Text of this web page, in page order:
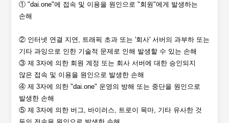
① "dai.one"에 접속 및 이용을 원인으로 "회원"에게 발생하는
손해
② 인터넷 연결 지연, 트래픽 초과 또는 '회사' 서버의 과부하 또는
기타 과잉으로 인한 기술적 문제로 인해 발생할 수 있는 손해
③ 제 3자에 의한 회원 계정 또는 회사 서버에 대한 승인되지
않은 접속 및 이용을 원인으로 발생한 손해
④ 제 3자에 의한 "dai.one" 운영의 방해 또는 중단을 원인으로
발생한 손해
⑤ 제 3자에 의한 버그, 바이러스, 트로이 목마, 기타 유사한 것